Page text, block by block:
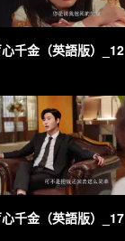
千金（英語版）_12
千金（英語版）_17